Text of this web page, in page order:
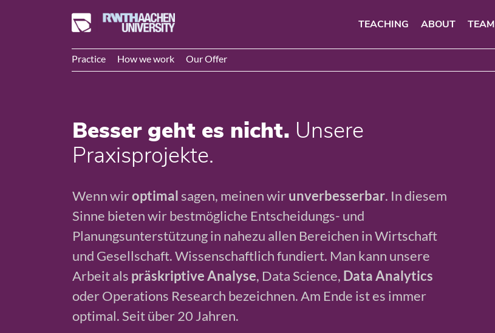
TEACHING ABOUT TEAM
Practice How we work Our Offer
Besser geht es nicht. Unsere
Praxisprojekte.
Wenn wiroptimal sagen, meinen wirunverbesserbar. In diesem
Sinne bieten wir bestmögliche Entscheidungs- und
Planungsunterstützung in nahezu allen Bereichen in Wirtschaft
und Gesellschaft. Wissenschaftlich fundiert. Man kann unsere
Arbeit als präskriptive Analyse, Data Science, Data Analytics
oder Operations Research bezeichnen. Am Ende ist es immer
optimal. Seit über 20 Jahren.